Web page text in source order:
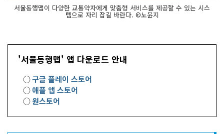
서울동행맵이 다양한 교통약자에게 맞춤형 서비스를 제공할 수 있는 시스
템으로 자리 잡길 바란다. ©노윤지
'서울동행맵' 앱 다운로드 안내
○구글 플레이 스토어
○애플 앱 스토어
○원스토어